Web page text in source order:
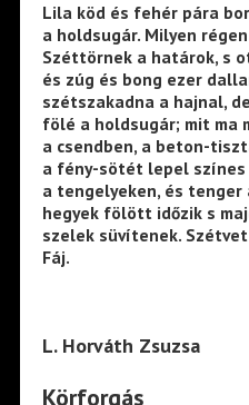
Lila köd és fehér pára
a holdsugár. Milyen
Széttörnek a határok, s
és zúg és bong ezer
szétszakadna a hajnal,
fölé a holdsugár; mit ma
a csendben, a beton-
a fény-sötét lepel
a tengelyeken, és
hegyek fölött időzik s
szelek süvítenek.
Fáj.
L. Horváth Zsuzsa
Körforgás